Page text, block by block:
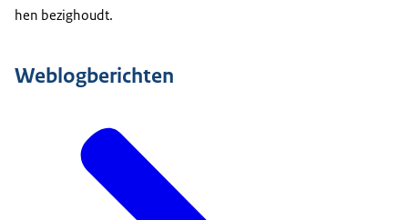
hen bezighoudt.
Weblogberichten